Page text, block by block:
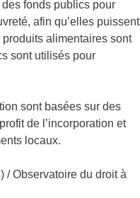
fonds publics pour
afin qu’elles puissent
alimentaires sont
sont utilisés pour
sont basées sur des
de l’incorporation et
locaux.
/ Observatoire du droit à